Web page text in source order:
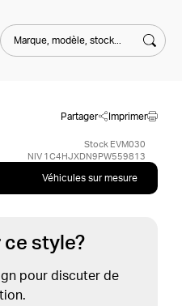
Marque, modèle, stock...
Partager Imprimer
Stock EVM030
NIV 1C4HJXDN9PW559813
Véhicules sur mesure
ce style?
pour discuter de